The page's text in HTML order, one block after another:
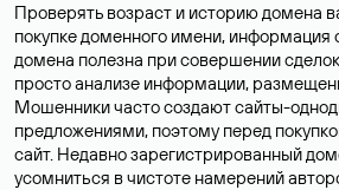
Проверять возраст и историю домена
покупке доменного имени, информация
домена полезна при совершении
просто анализе информации,
Мошенники часто создают сайты-
предложениями, поэтому перед
сайт. Недавно зарегистрированный
усомниться в чистоте намерений